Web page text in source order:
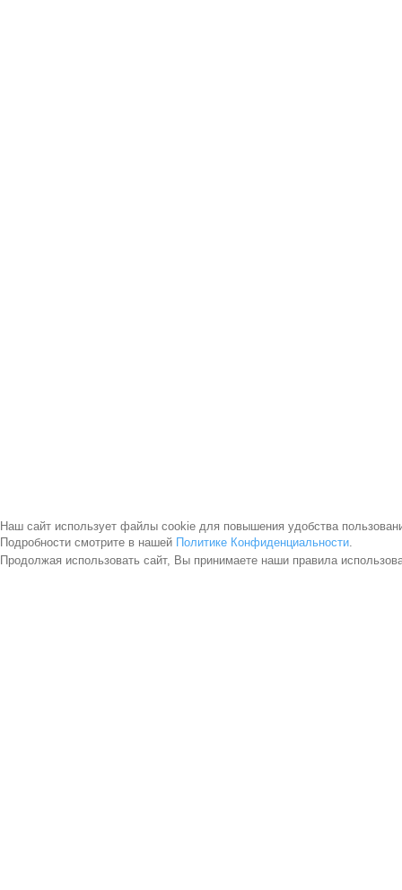
Наш сайт использует файлы cookie для повышения удобства
Подробности смотрите в нашей Политике Конфиденциальности.
Продолжая использовать сайт, Вы принимаете наши правила